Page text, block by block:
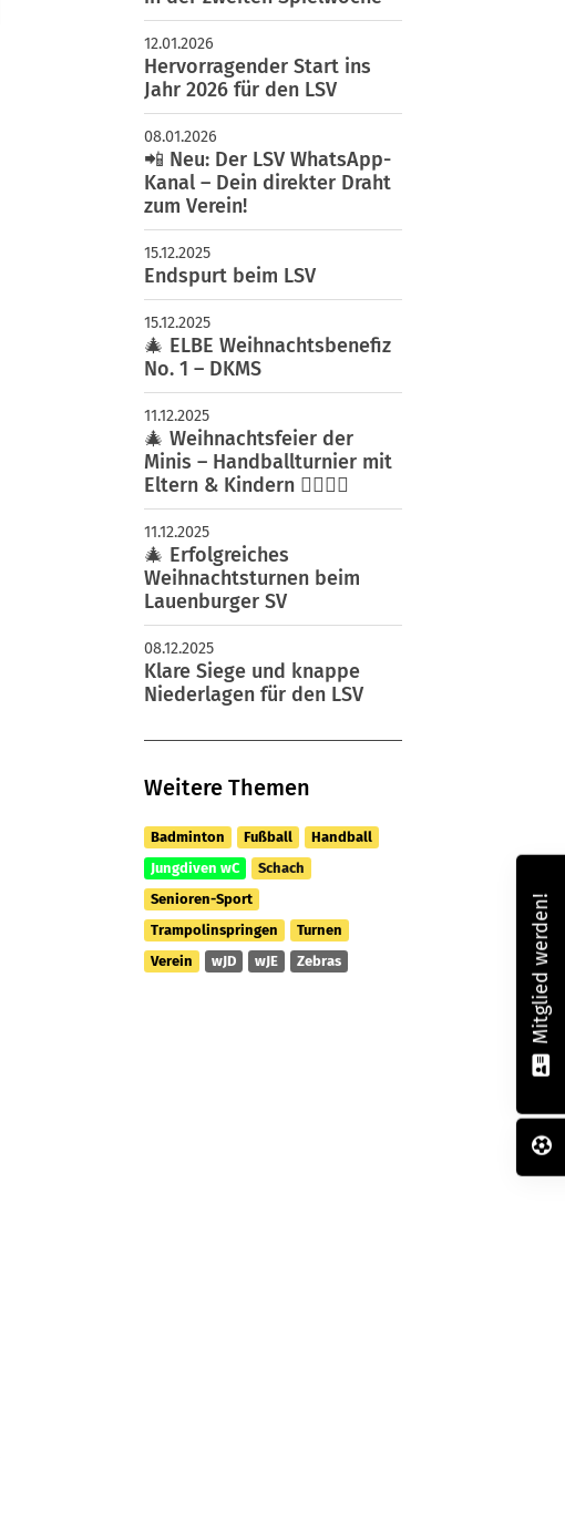
Frohe Weihnachten !!!
12.01.2026
Hervorragender Start ins
Jahr 2026 für den LSV
08.01.2026
📲 Neu: Der LSV WhatsApp-
Kanal – Dein direkter Draht
zum Verein!
15.12.2025
Endspurt beim LSV
15.12.2025
🎄 ELBE Weihnachtsbenefiz
No. 1 – DKMS
11.12.2025
🎄 Weihnachtsfeier der
Minis – Handballturnier mit
Eltern & Kindern 🤾‍♀️🤾‍♂️
11.12.2025
🎄 Erfolgreiches
Weihnachtsturnen beim
Lauenburger SV
08.12.2025
Klare Siege und knappe
Niederlagen für den LSV
Weitere Themen
Badminton Fußball
Handball
Jungdiven wC
Schach
Senioren-Sport
Trampolinspringen
Turnen
Verein
wJD wJE Zebras Mitglied werden!